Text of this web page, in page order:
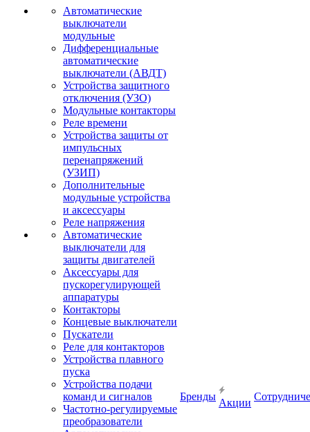
Автоматические
выключатели
модульные
Дифференциальные
автоматические
выключатели (АВДТ)
Устройства защитного
отключения (УЗО)
Модульные контакторы
Реле времени
Устройства защиты от
импульсных
перенапряжений
(УЗИП)
Дополнительные
модульные устройства
и аксессуары
Реле напряжения
Автоматические
выключатели для
защиты двигателей
Аксессуары для
пускорегулирующей
аппаратуры
Контакторы
Концевые выключатели
Пускатели
Реле для контакторов
Устройства плавного
пуска
Устройства подачи
команд и сигналов
Частотно-регулируемые
преобразователи
Бренды
Акции